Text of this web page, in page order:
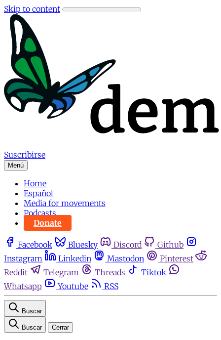
Skip to content
Suscribirse
Menú
Home
Español
Media for movements
Podcasts
Donate
Facebook Bluesky Discord
Github
Instagram
Linkedin Mastodon
Pinterest
Reddit
Telegram Threads
Tiktok
Whatsapp
Youtube RSS
Buscar
Buscar Cerrar